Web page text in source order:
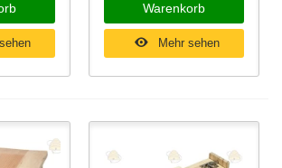
Warenkorb
Mehr sehen